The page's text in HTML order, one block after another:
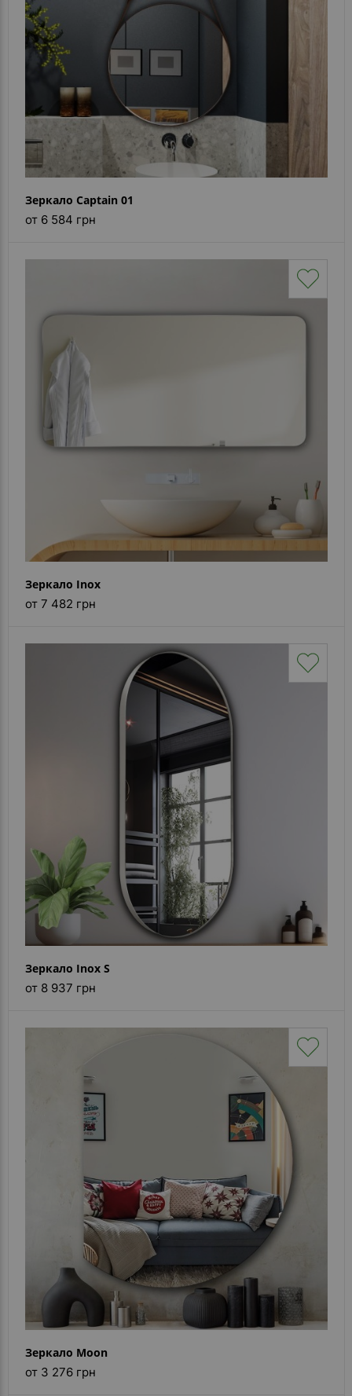
Зеркало Captain 01
от 6 584 грн
Зеркало Inox
от 7 482 грн
Зеркало Inox S
от 8 937 грн
Зеркало Moon
от 3 276 грн